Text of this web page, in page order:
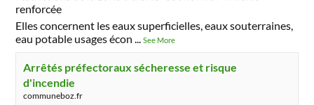
renforcée
Elles concernent les eaux superficielles, eaux souterraines,
eau potable usages écon ...See More
Arrêtés préfectoraux sécheresse et risque
d'incendie
communeboz.fr